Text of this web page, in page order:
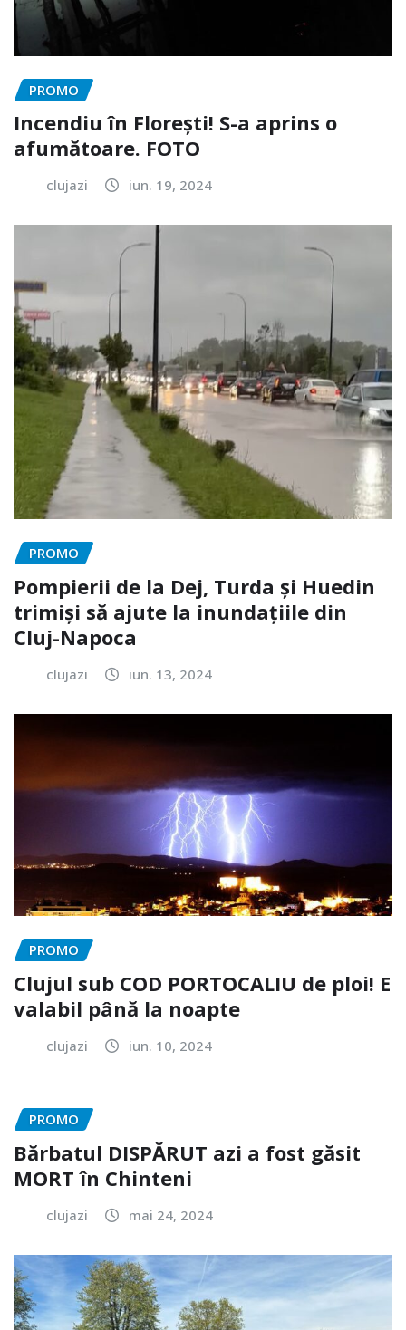
PROMO
Incendiu în Florești! S-a aprins o
afumătoare. FOTO
clujazi iun. 19, 2024
PROMO
Pompierii de la Dej, Turda și Huedin
trimiși să ajute la inundațiile din
Cluj-Napoca
clujazi iun. 13, 2024
PROMO
Clujul sub COD PORTOCALIU de ploi! E
valabil până la noapte
clujazi iun. 10, 2024
PROMO
Bărbatul DISPĂRUT azi a fost găsit
MORT în Chinteni
clujazi mai 24, 2024